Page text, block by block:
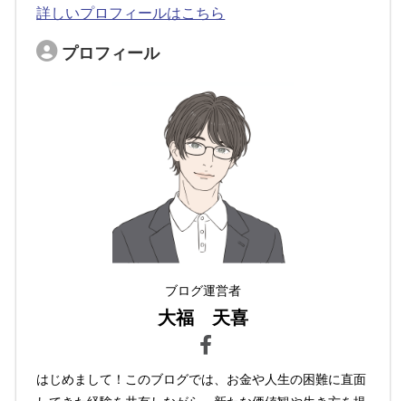
詳しいプロフィールはこちら
プロフィール
ブログ運営者
大福 天喜
はじめまして！このブログでは、お金や人生の困難に直面